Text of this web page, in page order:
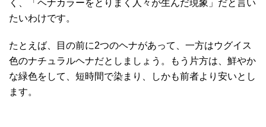
く、「ヘナカラーをとりまく人々が生んだ現象」だと言い
たいわけです。
たとえば、目の前に2つのヘナがあって、一方はウグイス
色のナチュラルヘナだとしましょう。もう片方は、鮮やか
な緑色をして、短時間で染まり、しかも前者より安いとし
ます。